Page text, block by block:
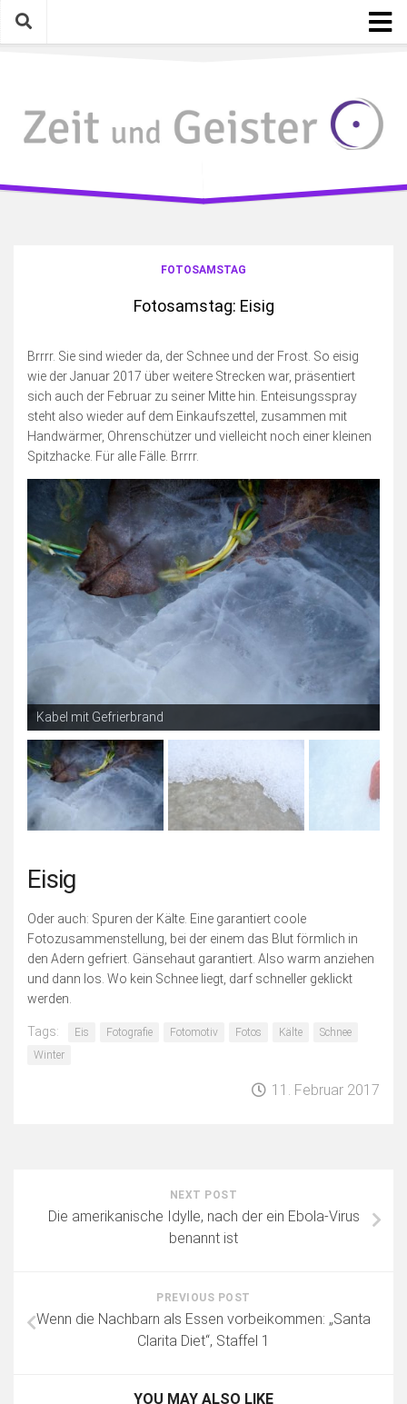
Skip
Kategorien
Geschichte mit Gegenwart
Gelesen, Gesehen, Gehört
Fotosamstag
Die wilde Kamera
Blogserie: Unnützes Wissen
Blogserie: Spaß mit Wappen
Blogserie: Nordsee 2016
Blogserie: Rømø 2018
Archiv
Impressum
Bildnachweise
Datenschutzerklärung
Schnellfinder
FOTOSAMSTAG
Fotosamstag: Eisig
Brrrr. Sie sind wieder da, der Schnee und der Frost. So eisig
wie der Januar 2017 über weitere Strecken war, präsentiert
sich auch der Februar zu seiner Mitte hin. Enteisungsspray
steht also wieder auf dem Einkaufszettel, zusammen mit
Handwärmer, Ohrenschützer und vielleicht noch einer kleinen
Spitzhacke. Für alle Fälle. Brrrr.
Kabel mit Gefrierbrand
Eisig
Oder auch: Spuren der Kälte. Eine garantiert coole
Fotozusammenstellung, bei der einem das Blut förmlich in
den Adern gefriert. Gänsehaut garantiert. Also warm anziehen
und dann los. Wo kein Schnee liegt, darf schneller geklickt
werden.
Tags: Eis Fotografie Fotomotiv Fotos Kälte
Schnee
Winter
11. Februar 2017
NEXT POST
Die amerikanische Idylle, nach der ein Ebola-Virus
benannt ist
PREVIOUS POST
Wenn die Nachbarn als Essen vorbeikommen: „Santa
Clarita Diet“, Staffel 1
YOU MAY ALSO LIKE